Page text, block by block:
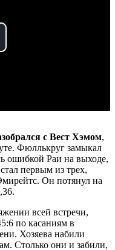
с Вест Хэмом,
Фюллькруг замыкал
ошибкой Раи на выходе,
первым из трех,
Он потянул на
всей встречи,
по касаниям в
Хозяева набили
Столько они и забили,